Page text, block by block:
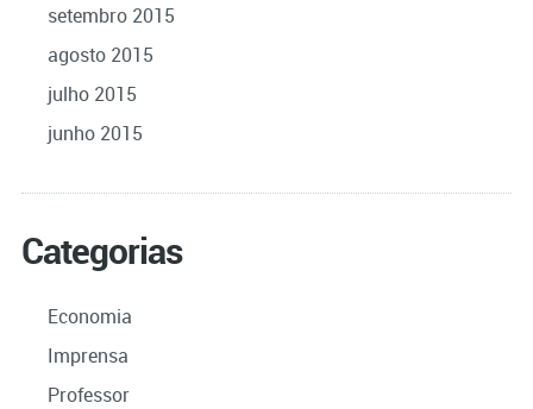
setembro 2015
agosto 2015
julho 2015
junho 2015
Categorias
Economia
Imprensa
Professor